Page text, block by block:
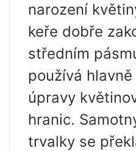
narození
keře dobře
středním
používá
úpravy
hranic.
trvalky se